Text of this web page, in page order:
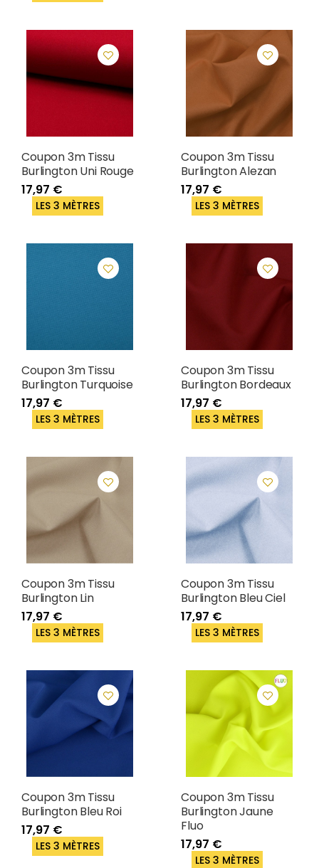
Coupon 3m Tissu
Burlington Uni Rouge
17,97 €
LES 3 MÈTRES
Coupon 3m Tissu
Burlington Alezan
17,97 €
LES 3 MÈTRES
Coupon 3m Tissu
Burlington Turquoise
17,97 €
LES 3 MÈTRES
Coupon 3m Tissu
Burlington Bordeaux
17,97 €
LES 3 MÈTRES
Coupon 3m Tissu
Burlington Lin
17,97 €
LES 3 MÈTRES
Coupon 3m Tissu
Burlington Bleu Ciel
17,97 €
LES 3 MÈTRES
Coupon 3m Tissu
Burlington Bleu Roi
17,97 €
LES 3 MÈTRES
Coupon 3m Tissu
Burlington Jaune
Fluo
17,97 €
LES 3 MÈTRES